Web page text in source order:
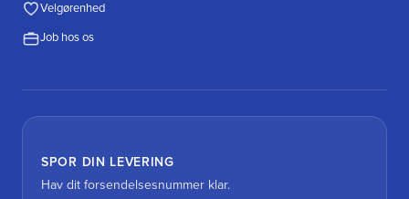
Velgørenhed
Job hos os
SPOR DIN LEVERING
Hav dit forsendelsesnummer klar.